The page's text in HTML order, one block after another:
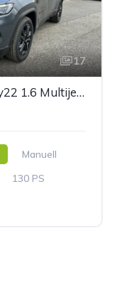
17
JEEP Compass My22 1.6 Multijet Night Eagle
Manuell
130 PS